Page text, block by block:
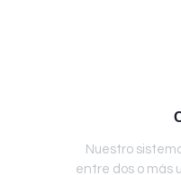
Nuestro
entre dos o más